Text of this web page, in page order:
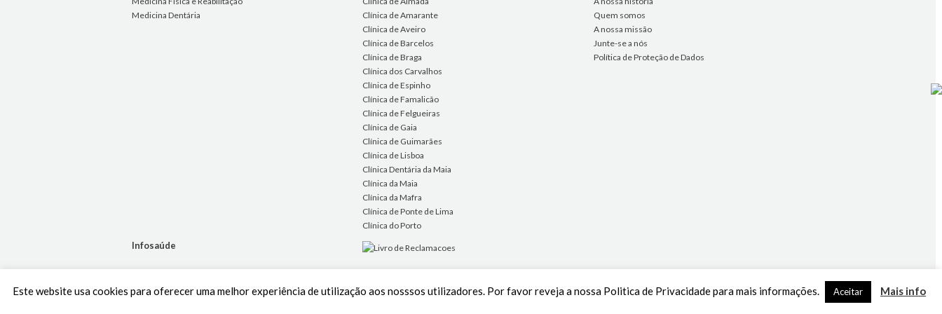
Medicina Dentária
Clínica de Amarante
Clínica de Aveiro
Clínica de Barcelos
Clínica de Braga
Clínica dos Carvalhos
Clínica de Espinho
Clínica de Famalicão
Clínica de Felgueiras
Clínica de Gaia
Clínica de Guimarães
Clínica de Lisboa
Clínica Dentária da Maia
Clínica da Maia
Clínica da Mafra
Clínica de Ponte de Lima
Clínica do Porto
Quem somos
A nossa missão
Junte-se a nós
Política de Proteção de Dados
Infosaúde
Este website usa cookies para oferecer uma melhor experiência de utilização aos nosssos utilizadores. Por favor reveja a nossa Politica de Privacidade para mais informações. Aceitar Mais info